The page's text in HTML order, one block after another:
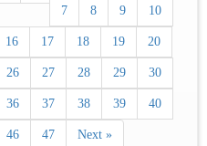
7
8 9 10
16 17 18 19 20
26 27 28 29 30
36 37 38 39 40
46 47 Next »